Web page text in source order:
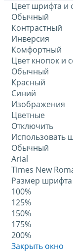
Цвет шрифта и
Обычный
Контрастный
Инверсия
Комфортный
Цвет кнопок и
Обычный
Красный
Синий
Изображения
Цветные
Отключить
Использовать
Обычный
Arial
Times New
Размер шрифта
100%
125%
150%
175%
200%
Закрыть окно